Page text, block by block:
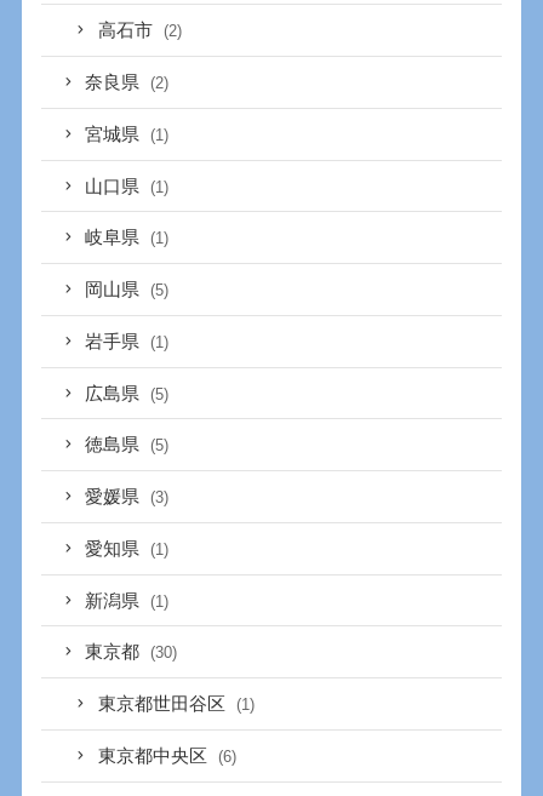
高石市 (2)
奈良県 (2)
宮城県 (1)
山口県 (1)
岐阜県 (1)
岡山県 (5)
岩手県 (1)
広島県 (5)
徳島県 (5)
愛媛県 (3)
愛知県 (1)
新潟県 (1)
東京都 (30)
東京都世田谷区 (1)
東京都中央区 (6)